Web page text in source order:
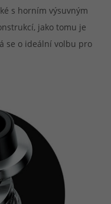
s horním výsuvným
jako tomu je
se o ideální volbu pro